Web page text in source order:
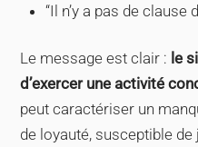
“Il n’y a pas de clause
Le message est clair : le
d’exercer une activité
peut caractériser un
de loyauté, susceptible de